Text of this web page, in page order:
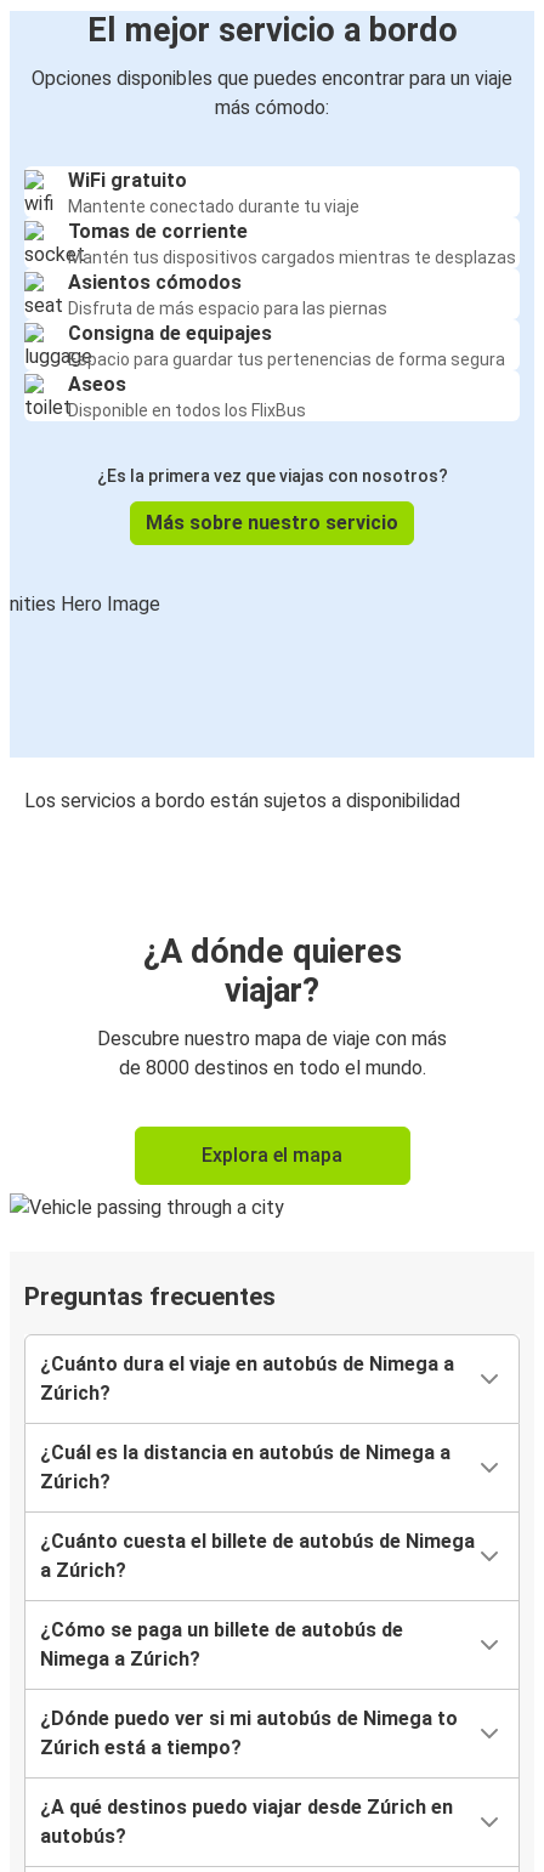
El mejor servicio a bordo
Opciones disponibles que puedes encontrar para un viaje
más cómodo:
WiFi gratuito
Mantente conectado durante tu viaje
Tomas de corriente
Mantén tus dispositivos cargados mientras te desplazas
Asientos cómodos
Disfruta de más espacio para las piernas
Consigna de equipajes
Espacio para guardar tus pertenencias de forma segura
Aseos
Disponible en todos los FlixBus
¿Es la primera vez que viajas con nosotros?
Más sobre nuestro servicio
Los servicios a bordo están sujetos a disponibilidad
¿A dónde quieres
viajar?
Descubre nuestro mapa de viaje con más
de 8000 destinos en todo el mundo.
Explora el mapa
Preguntas frecuentes
¿Cuánto dura el viaje en autobús de Nimega a
Zúrich?
¿Cuál es la distancia en autobús de Nimega a
Zúrich?
¿Cuánto cuesta el billete de autobús de Nimega
a Zúrich?
¿Cómo se paga un billete de autobús de
Nimega a Zúrich?
¿Dónde puedo ver si mi autobús de Nimega to
Zúrich está a tiempo?
¿A qué destinos puedo viajar desde Zúrich en
autobús?